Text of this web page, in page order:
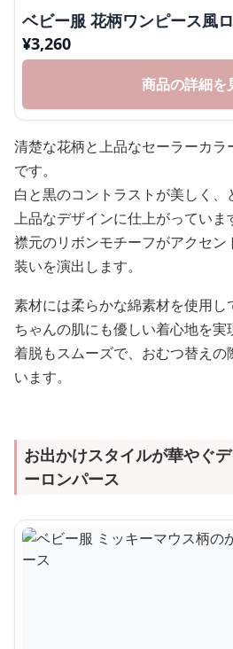
ベビー服 花柄ワンピース
¥3,260
商品の詳細を
清楚な花柄と上品なセーラーカラ
です。
白と黒のコントラストが美しく
上品なデザインに仕上がっていま
襟元のリボンモチーフがアクセン
装いを演出します。
素材には柔らかな綿素材を使用
ちゃんの肌にも優しい着心地を実
着脱もスムーズで、おむつ替えの
います。
お出かけスタイルが華やぐ
ーロンパース